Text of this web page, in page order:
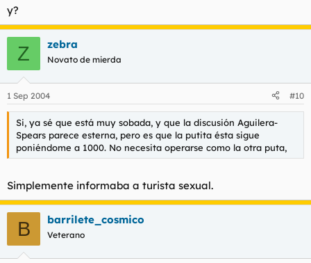
y?
Z zebra
Novato de mierda
1 Sep 2004 #10
Si, ya sé que está muy sobada, y que la discusión Aguilera-
Spears parece esterna, pero es que la putita ésta sigue
poniéndome a 1000. No necesita operarse como la otra puta,
Simplemente informaba a turista sexual.
B barrilete_cosmico
Veterano